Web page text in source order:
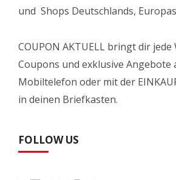
und Shops Deutschlands,
COUPON AKTUELL bringt dir jede
Coupons und exklusive Angebote
Mobiltelefon oder mit der
in deinen Briefkasten.
FOLLOW US